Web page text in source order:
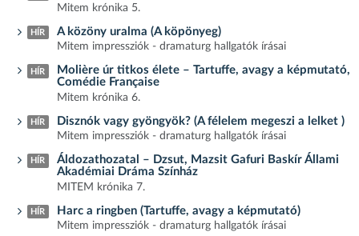
Mitem krónika 5.
HÍR A közöny uralma (A köpönyeg)
Mitem impressziók - dramaturg hallgatók írásai
HÍR
Molière úr titkos élete – Tartuffe, avagy a képmutató,
Comédie Française
Mitem krónika 6.
HÍR Disznók vagy gyöngyök? (A félelem megeszi a lelket )
Mitem impressziók - dramaturg hallgatók írásai
HÍR
Áldozathozatal – Dzsut, Mazsit Gafuri Baskír Állami
Akadémiai Dráma Színház
MITEM krónika 7.
HÍR Harc a ringben (Tartuffe, avagy a képmutató)
Mitem impressziók - dramaturg hallgatók írásai